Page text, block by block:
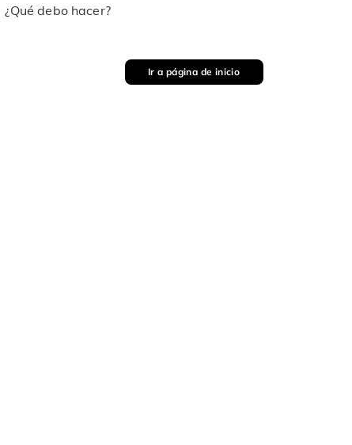
¿Qué debo hacer?
Ir a página de inicio